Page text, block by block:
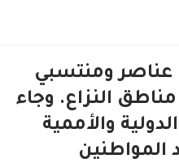
عناصر ومنتسبي
النزاع. وجاء
والأممية
المواطنين